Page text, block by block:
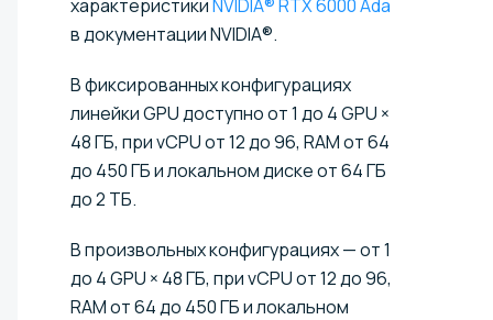
характеристикиNVIDIA® RTX 6000 Ada
в документации NVIDIA®.
В фиксированных конфигурациях
линейки GPU доступно от 1 до 4 GPU ×
48 ГБ, при vCPU от 12 до 96, RAM от 64
до 450 ГБ и локальном диске от 64 ГБ
до 2 ТБ.
В произвольных конфигурациях — от 1
до 4 GPU × 48 ГБ, при vCPU от 12 до 96,
RAM от 64 до 450 ГБ и локальном